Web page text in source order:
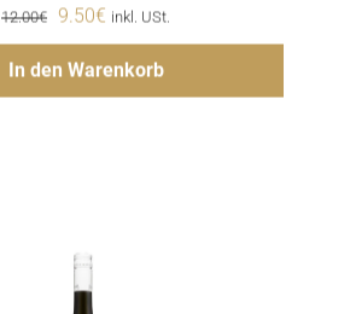
12.00€
Ursprünglicher
Preis
war:
9.50€ Aktueller
Preis
ist:
inkl. USt.
In den Warenkorb
Hinzufügen